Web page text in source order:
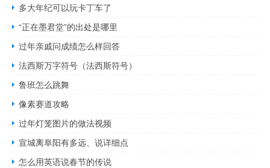
多大年纪可以玩卡丁车了
“正在墨君堂”的出处是哪里
过年亲戚问成绩怎么样回答
法西斯万字符号（法西斯符号）
鲁班怎么跳舞
像素赛道攻略
过年灯笼图片的做法视频
宣城离阜阳有多远、说详细点
怎么用英语说春节的传说